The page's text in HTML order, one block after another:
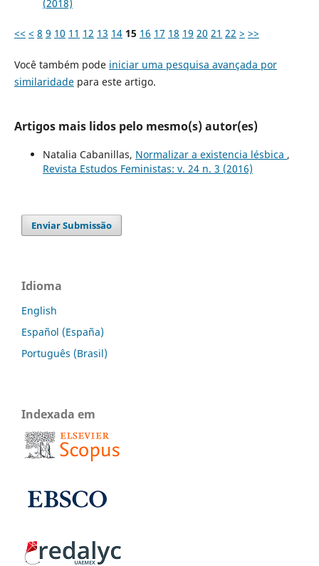
(2018)
<< < 8 9 10 11 12 13 14 15 16 17 18 19 20 21 22 > >>
Você também pode iniciar uma pesquisa avançada por
similaridadepara este artigo.
Artigos mais lidos pelo mesmo(s) autor(es)
Natalia Cabanillas, Normalizar a existencia lésbica ,
Revista Estudos Feministas: v. 24 n. 3 (2016)
Enviar Submissão
Idioma
English
Español (España)
Português (Brasil)
Indexada em